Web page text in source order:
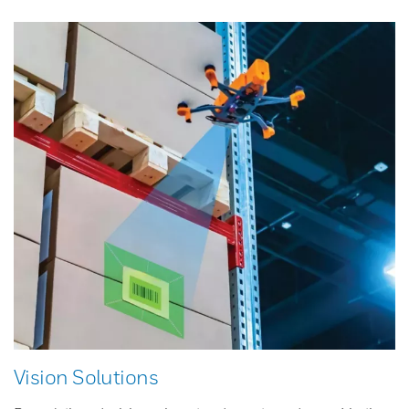
Vision Solutions